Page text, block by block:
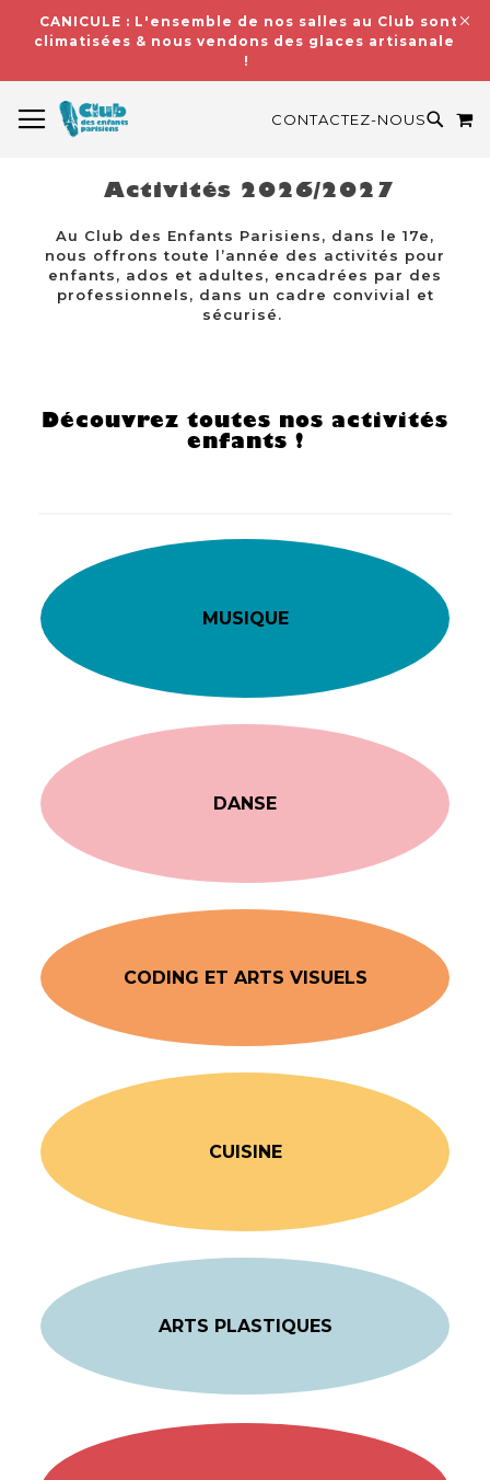
CANICULE : L'ensemble de nos salles au Club sont
climatisées & nous vendons des glaces artisanales
!
CONTACTEZ-NOUS
Activités 2026/2027
Au Club des Enfants Parisiens, dans le 17e,
nous offrons toute l’année des activités pour
enfants, ados et adultes, encadrées par des
professionnels, dans un cadre convivial et
sécurisé.
Découvrez toutes nos activités
enfants !
MUSIQUE
DANSE
CODING ET ARTS VISUELS
CUISINE
ARTS PLASTIQUES